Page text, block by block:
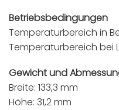
Betriebsbedingungen
Temperaturbereich in
Temperaturbereich bei
Gewicht und
Breite: 133,3 mm
Höhe: 31,2 mm